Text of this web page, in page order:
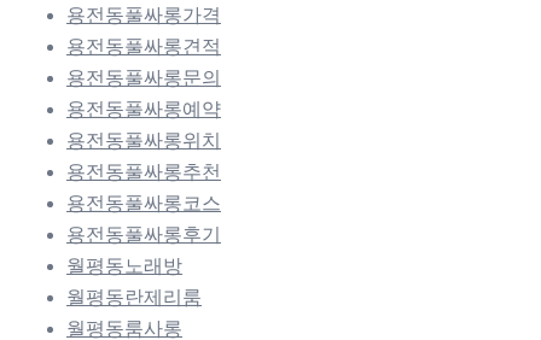
용전동풀싸롱가격
용전동풀싸롱견적
용전동풀싸롱문의
용전동풀싸롱예약
용전동풀싸롱위치
용전동풀싸롱추천
용전동풀싸롱코스
용전동풀싸롱후기
월평동노래방
월평동란제리룸
월평동룸사롱